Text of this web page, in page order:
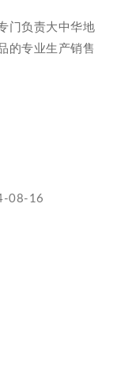
门负责大中华地
的专业生产销售
08-16